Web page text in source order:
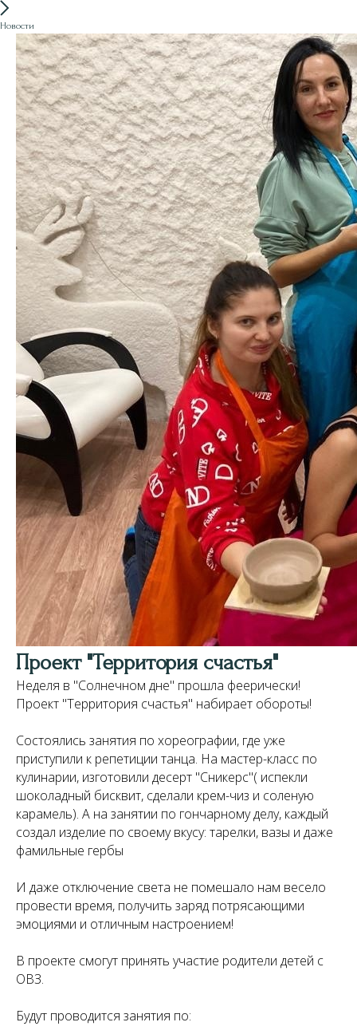
Новости
Проект "Территория счастья"
Неделя в "Солнечном дне" прошла феерически!
Проект "Территория счастья" набирает обороты!
Состоялись занятия по хореографии, где уже
приступили к репетиции танца. На мастер-класс по
кулинарии, изготовили десерт "Сникерс"( испекли
шоколадный бисквит, сделали крем-чиз и соленую
карамель). А на занятии по гончарному делу, каждый
создал изделие по своему вкусу: тарелки, вазы и даже
фамильные гербы
И даже отключение света не помешало нам весело
провести время, получить заряд потрясающими
эмоциями и отличным настроением!
В проекте смогут принять участие родители детей с
ОВЗ.
Будут проводится занятия по: